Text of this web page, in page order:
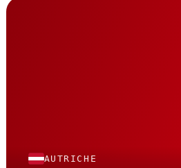
AUTRICHE